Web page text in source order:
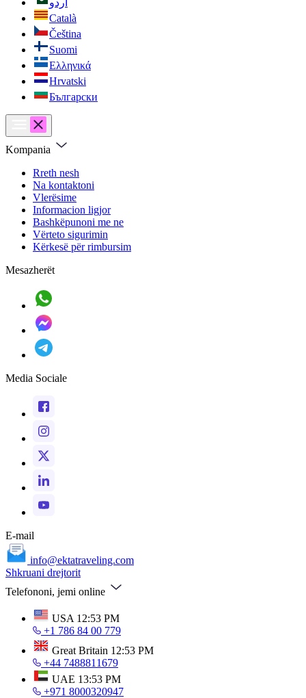
اردو
Català
Čeština
Suomi
Ελληνικά
Hrvatski
Български
Kompania
Rreth nesh
Na kontaktoni
Vlerësime
Informacion ligjor
Bashkëpunoni me ne
Vërteto sigurimin
Kërkesë për rimbursim
Mesazherët
Media Sociale
E-mail
info@ektatraveling.com
Shkruani drejtorit
Telefononi, jemi online
USA 12:53 PM
+1 786 84 00 779
Great Britain 12:53 PM
+44 7488811679
UAE 13:53 PM
+971 8000320947